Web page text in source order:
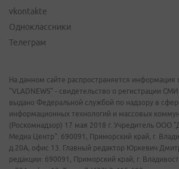
vkontakte
Одноклассники
Телеграм
На данном сайте распространяется информация
"VLADNEWS" - свидетельство о регистрации
выдано Федеральной службой по надзору в
информационных технологий и массовых
(Роскомнадзор) 17 мая 2018 г. Учредитель ООО
Медиа Центр". 690091, Приморский край, г.
д.20А, офис 13. Главный редактор Юркевич
редакции: 690091, Приморский край, г.